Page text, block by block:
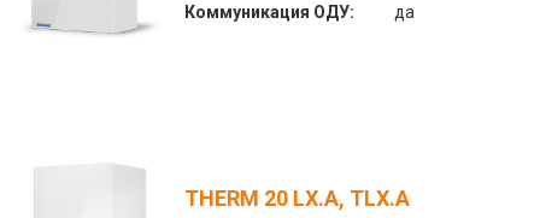
Коммуникация ОДУ:
да
THERM 20 LX.A, TLX.A